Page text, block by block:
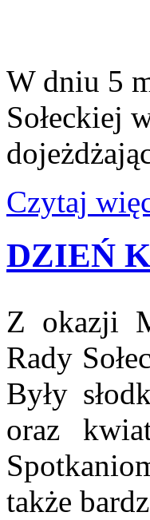
W dniu 5
Sołeckiej
Czytaj
DZIEŃ
Z okazji
Rady
Były
oraz
także